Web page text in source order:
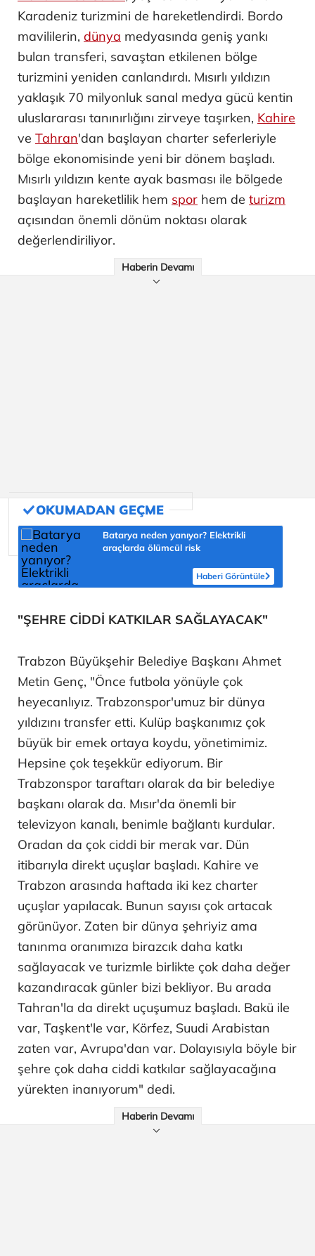
Karadeniz turizmini de hareketlendirdi. Bordo
mavililerin, dünya medyasında geniş yankı
bulan transferi, savaştan etkilenen bölge
turizmini yeniden canlandırdı. Mısırlı yıldızın
yaklaşık 70 milyonluk sanal medya gücü kentin
uluslararası tanınırlığını zirveye taşırken, Kahire
ve Tahran'dan başlayan charter seferleriyle
bölge ekonomisinde yeni bir dönem başladı.
Mısırlı yıldızın kente ayak basması ile bölgede
başlayan hareketlilik hem spor hem de turizm
açısından önemli dönüm noktası olarak
değerlendiriliyor.
Haberin Devamı
Batarya neden yanıyor? Elektrikli
araçlarda ölümcül risk
Haberi Görüntüle
"ŞEHRE CİDDİ KATKILAR SAĞLAYACAK"
Trabzon Büyükşehir Belediye Başkanı Ahmet
Metin Genç, "Önce futbola yönüyle çok
heyecanlıyız. Trabzonspor'umuz bir dünya
yıldızını transfer etti. Kulüp başkanımız çok
büyük bir emek ortaya koydu, yönetimimiz.
Hepsine çok teşekkür ediyorum. Bir
Trabzonspor taraftarı olarak da bir belediye
başkanı olarak da. Mısır'da önemli bir
televizyon kanalı, benimle bağlantı kurdular.
Oradan da çok ciddi bir merak var. Dün
itibarıyla direkt uçuşlar başladı. Kahire ve
Trabzon arasında haftada iki kez charter
uçuşlar yapılacak. Bunun sayısı çok artacak
görünüyor. Zaten bir dünya şehriyiz ama
tanınma oranımıza birazcık daha katkı
sağlayacak ve turizmle birlikte çok daha değer
kazandıracak günler bizi bekliyor. Bu arada
Tahran'la da direkt uçuşumuz başladı. Bakü ile
var, Taşkent'le var, Körfez, Suudi Arabistan
zaten var, Avrupa'dan var. Dolayısıyla böyle bir
şehre çok daha ciddi katkılar sağlayacağına
yürekten inanıyorum" dedi.
Haberin Devamı